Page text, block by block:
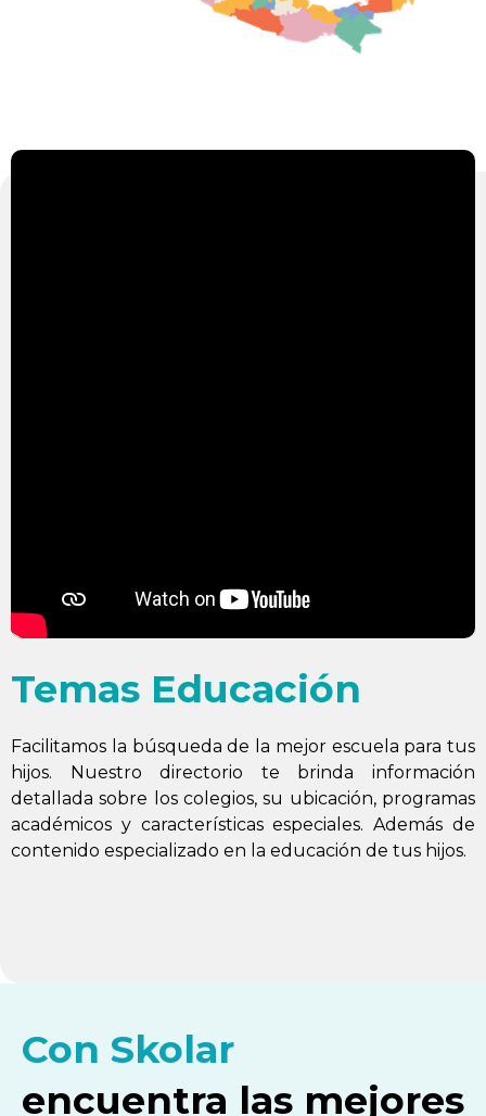
Temas Educación
Facilitamos la búsqueda de la mejor escuela para tus
hijos. Nuestro directorio te brinda información
detallada sobre los colegios, su ubicación, programas
académicos y características especiales. Además de
contenido especializado en la educación de tus hijos.
Con Skolar
encuentra las mejores